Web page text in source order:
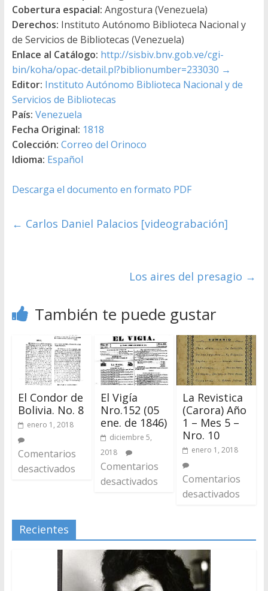
Cobertura espacial: Angostura (Venezuela)
Derechos: Instituto Autónomo Biblioteca Nacional y
de Servicios de Bibliotecas (Venezuela)
Enlace al Catálogo: http://sisbiv.bnv.gob.ve/cgi-
bin/koha/opac-detail.pl?biblionumber=233030 →
Editor: Instituto Autónomo Biblioteca Nacional y de
Servicios de Bibliotecas
País: Venezuela
Fecha Original: 1818
Colección: Correo del Orinoco
Idioma: Español
Descarga el documento en formato PDF
← Carlos Daniel Palacios [videograbación]
Los aires del presagio →
También te puede gustar
El Condor de
Bolivia. No. 8
enero 1, 2018
Comentarios
desactivados
El Vigía
Nro.152 (05
ene. de 1846)
diciembre 5,
2018
Comentarios
desactivados
La Revistica
(Carora) Año
1 – Mes 5 –
Nro. 10
enero 1, 2018
Comentarios
desactivados
Recientes